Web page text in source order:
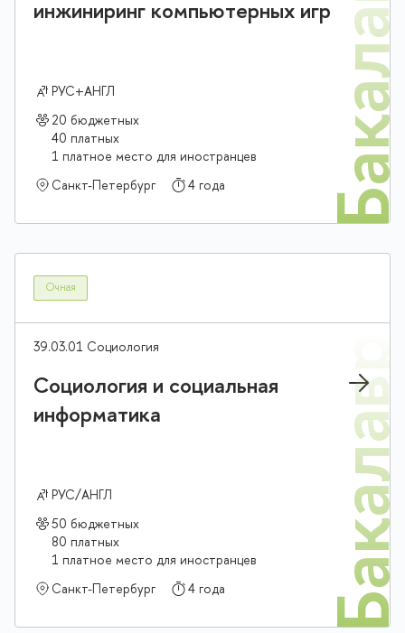
инжиниринг компьютерных игр
РУС+АНГЛ
20 бюджетных
40 платных
1 платное место для иностранцев
Санкт-Петербург
4 года
Очная
39.03.01 Социология
Социология и социальная
информатика
РУС/АНГЛ
50 бюджетных
80 платных
1 платное место для иностранцев
Санкт-Петербург
4 года